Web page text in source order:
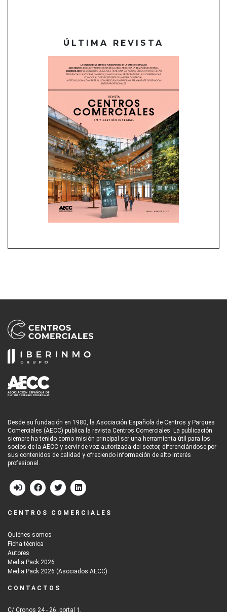
ÚLTIMA REVISTA
Desde su fundación en 1980, la Asociación Española de Centros y Parques
Comerciales (AECC) publica la revista Centros Comerciales. La publicación
siempre ha tenido como misión principal ser una herramienta útil para los
socios de la AECC y servir de voz autorizada del sector, diferenciándose por
sus contenidos de calidad y ofreciendo información de alto interés
profesional.
CENTROS COMERCIALES
Quiénes somos
Ficha técnica
Autores
Media Pack 2026
Media Pack 2026 (Asociados AECC)
CONTACTOS
C/ Cronos 24 - 26, portal 1,